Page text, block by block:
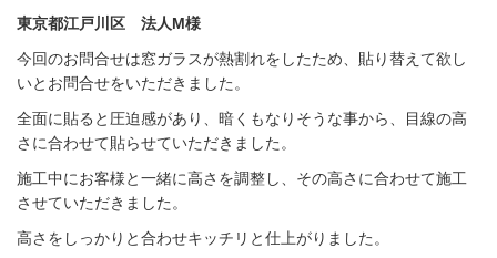
東京都江戸川区 法人M様
今回のお問合せは窓ガラスが熱割れをしたため、貼り替えて欲し
いとお問合せをいただきました。
全面に貼ると圧迫感があり、暗くもなりそうな事から、目線の高
さに合わせて貼らせていただきました。
施工中にお客様と一緒に高さを調整し、その高さに合わせて施工
させていただきました。
高さをしっかりと合わせキッチリと仕上がりました。